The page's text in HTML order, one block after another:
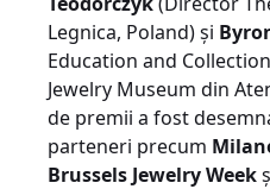
Legnica, Poland) și
Education and
Jewelry Museum din
de premii a fost
parteneri precum
Brussels Jewelry Week